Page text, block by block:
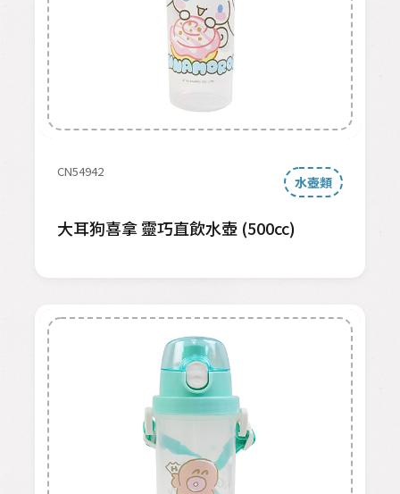
CN54942
水壺類
大耳狗喜拿 靈巧直飲水壺 (500cc)